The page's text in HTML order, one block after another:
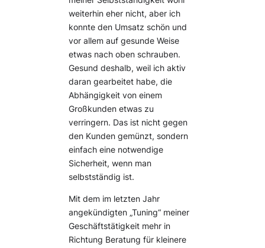
weiterhin eher nicht, aber ich
konnte den Umsatz schön und
vor allem auf gesunde Weise
etwas nach oben schrauben.
Gesund deshalb, weil ich aktiv
daran gearbeitet habe, die
Abhängigkeit von einem
Großkunden etwas zu
verringern. Das ist nicht gegen
den Kunden gemünzt, sondern
einfach eine notwendige
Sicherheit, wenn man
selbstständig ist.
Mit dem im letzten Jahr
angekündigten „Tuning“ meiner
Geschäftstätigkeit mehr in
Richtung Beratung für kleinere